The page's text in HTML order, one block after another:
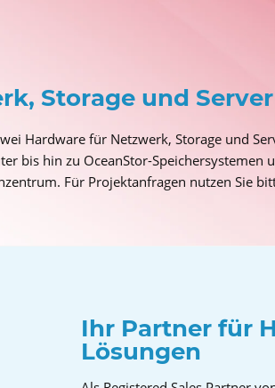
Storage und Server
Hardware für Netzwerk, Storage und
bis hin zu OceanStor-
Für Projektanfragen nutzen Sie
Ihr Partner für
Lösungen